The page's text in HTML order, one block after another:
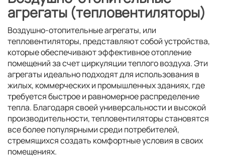
агрегаты (тепловентиляторы)
Воздушно-отопительные агрегаты, или
тепловентиляторы, представляют собой устройства,
которые обеспечивают эффективное отопление
помещений за счет циркуляции теплого воздуха. Эти
агрегаты идеально подходят для использования в
жилых, коммерческих и промышленных зданиях, где
требуется быстрое и равномерное распределение
тепла. Благодаря своей универсальности и высокой
производительности, тепловентиляторы становятся
все более популярными среди потребителей,
стремящихся создать комфортные условия в своих
помещениях.